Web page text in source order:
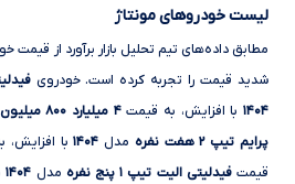
لیست خودروهای مونتاژ
مطابق داده‌های تیم تحلیل بازار برآورد از قیمت
شدید قیمت را تجربه کرده است. خودروی
۱۴۰۴با افزایش، به قیمت۴ میلیارد ۸۰۰ میلیون
پرایم تیپ ۲ هفت نفره
مدل ۱۴۰۴با
قیمتفیدلیتی الیت تیپ ۱ پنج نفره مدل ۱۴۰۴